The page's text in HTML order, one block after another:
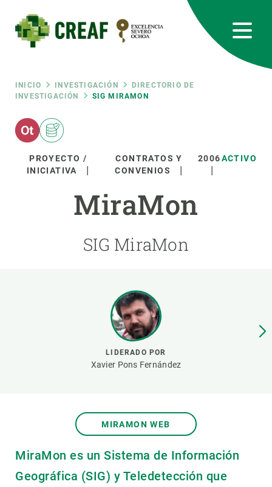
contenido
principal
Ruta
de
navegación
INICIO INVESTIGACIÓN
DIRECTORIO DE
INVESTIGACIÓN
SIG MIRAMON
PROYECTO /
INICIATIVA
CONTRATOS Y
CONVENIOS
2006ACTIVO
MiraMon
SIG MiraMon
LIDERADO POR
Xavier Pons Fernández
MIRAMON WEB
MiraMon es un Sistema de Información
Geográfica (SIG) y Teledetección que
RRSS
Featured
responsive
INTRANET
Responsive
menu
CIENCIA EN ACCIÓN